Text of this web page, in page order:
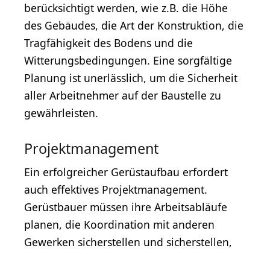
berücksichtigt werden, wie z.B. die Höhe
des Gebäudes, die Art der Konstruktion, die
Tragfähigkeit des Bodens und die
Witterungsbedingungen. Eine sorgfältige
Planung ist unerlässlich, um die Sicherheit
aller Arbeitnehmer auf der Baustelle zu
gewährleisten.
Projektmanagement
Ein erfolgreicher Gerüstaufbau erfordert
auch effektives Projektmanagement.
Gerüstbauer müssen ihre Arbeitsabläufe
planen, die Koordination mit anderen
Gewerken sicherstellen und sicherstellen,